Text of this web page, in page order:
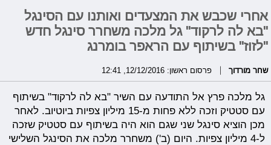
אחרי שכבש את המצעדים ואותנו עם הסינגל
"בא לה לרקוד" גל מלכה משחרר סינגל חדש
"לזוז" בשיתוף עם הראפר בומרנג
שחר מורדוך פרסום ראשון: 12/12/2016, 12:41
גל מלכה פרץ אל התודעה עם השיר "בא לה לרקוד" בשיתוף
עם סטטיק וזכה ללא פחות מ-15 מיליון צפיות ביוטיוב. לאחר
מכן הוציא סינגל שני שגם הוא היה בשיתוף עם סטטיק שזכה
ל-4 מיליון צפיות. היום (ב') משחרר מלכה את הסינגל השלישי